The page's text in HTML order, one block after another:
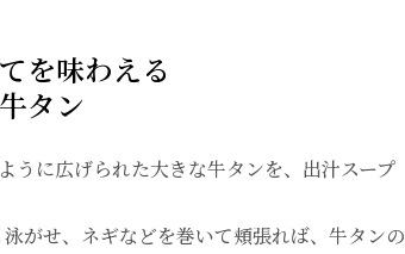
を味わえる
タン
うに広げられた大きな牛タンを、出汁スープ
がせ、ネギなどを巻いて頬張れば、牛タンの